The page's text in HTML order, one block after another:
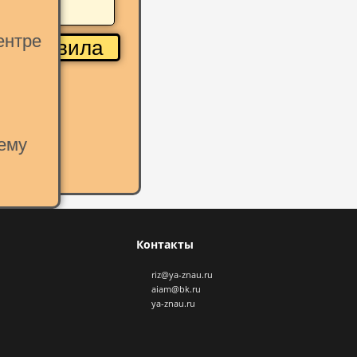
Правила
Контакты
riz@ya-znau.ru
aiam@bk.ru
ya-znau.ru